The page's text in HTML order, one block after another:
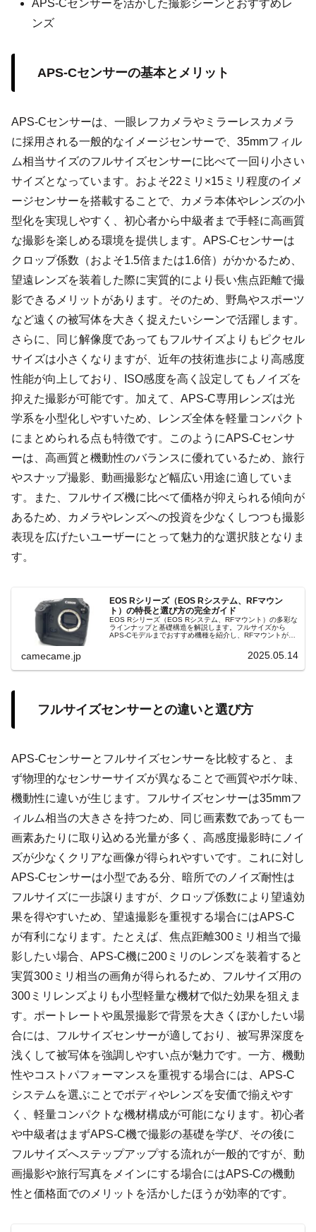
APS-Cセンサーを活かした撮影シーンとおすすめレ
ンズ
APS-Cセンサーの基本とメリット
APS-Cセンサーは、一眼レフカメラやミラーレスカメラ
に採用される一般的なイメージセンサーで、35mmフィル
ム相当サイズのフルサイズセンサーに比べて一回り小さい
サイズとなっています。およそ22ミリ×15ミリ程度のイメ
ージセンサーを搭載することで、カメラ本体やレンズの小
型化を実現しやすく、初心者から中級者まで手軽に高画質
な撮影を楽しめる環境を提供します。APS-Cセンサーは
クロップ係数（およそ1.5倍または1.6倍）がかかるため、
望遠レンズを装着した際に実質的により長い焦点距離で撮
影できるメリットがあります。そのため、野鳥やスポーツ
など遠くの被写体を大きく捉えたいシーンで活躍します。
さらに、同じ解像度であってもフルサイズよりもピクセル
サイズは小さくなりますが、近年の技術進歩により高感度
性能が向上しており、ISO感度を高く設定してもノイズを
抑えた撮影が可能です。加えて、APS-C専用レンズは光
学系を小型化しやすいため、レンズ全体を軽量コンパクト
にまとめられる点も特徴です。このようにAPS-Cセンサ
ーは、高画質と機動性のバランスに優れているため、旅行
やスナップ撮影、動画撮影など幅広い用途に適していま
す。また、フルサイズ機に比べて価格が抑えられる傾向が
あるため、カメラやレンズへの投資を少なくしつつも撮影
表現を広げたいユーザーにとって魅力的な選択肢となりま
す。
EOS Rシリーズ（EOS Rシステム、RFマウン
ト）の特長と選び方の完全ガイド
EOS Rシリーズ（EOS Rシステム、RFマウント）の多彩な
ラインナップと基礎構造を解説します。フルサイズから
APS-Cモデルまでおすすめ機種を紹介し、RFマウントが可
camecame.jp 2025.05.14
フルサイズセンサーとの違いと選び方
APS-Cセンサーとフルサイズセンサーを比較すると、ま
ず物理的なセンサーサイズが異なることで画質やボケ味、
機動性に違いが生じます。フルサイズセンサーは35mmフ
ィルム相当の大きさを持つため、同じ画素数であっても一
画素あたりに取り込める光量が多く、高感度撮影時にノイ
ズが少なくクリアな画像が得られやすいです。これに対し
APS-Cセンサーは小型である分、暗所でのノイズ耐性は
フルサイズに一歩譲りますが、クロップ係数により望遠効
果を得やすいため、望遠撮影を重視する場合にはAPS-C
が有利になります。たとえば、焦点距離300ミリ相当で撮
影したい場合、APS-C機に200ミリのレンズを装着すると
実質300ミリ相当の画角が得られるため、フルサイズ用の
300ミリレンズよりも小型軽量な機材で似た効果を狙えま
す。ポートレートや風景撮影で背景を大きくぼかしたい場
合には、フルサイズセンサーが適しており、被写界深度を
浅くして被写体を強調しやすい点が魅力です。一方、機動
性やコストパフォーマンスを重視する場合には、APS-C
システムを選ぶことでボディやレンズを安価で揃えやす
く、軽量コンパクトな機材構成が可能になります。初心者
や中級者はまずAPS-C機で撮影の基礎を学び、その後に
フルサイズへステップアップする流れが一般的ですが、動
画撮影や旅行写真をメインにする場合にはAPS-Cの機動
性と価格面でのメリットを活かしたほうが効率的です。